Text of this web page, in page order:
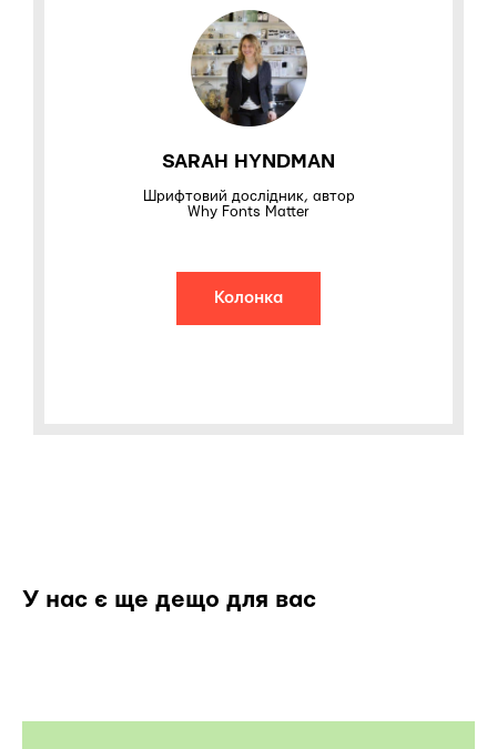
SARAH HYNDMAN
Шрифтовий дослідник, автор
Why Fonts Matter
Колонка
У нас є ще дещо для вас